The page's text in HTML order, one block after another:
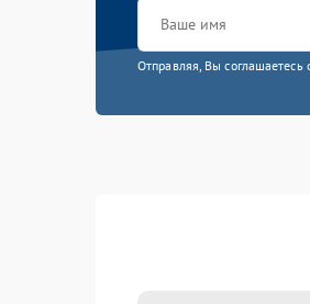
Отправляя, Вы соглашаетесь